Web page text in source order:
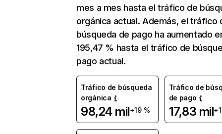
mes a mes hasta el tráfico de
orgánica actual. Además, el tráfico
búsqueda de pago ha aumentado
195,47 % hasta el tráfico de
pago actual.
Tráfico de búsqueda
orgánica
98,24 mil+19 %
Tráfico de
de pago
17,83 mil